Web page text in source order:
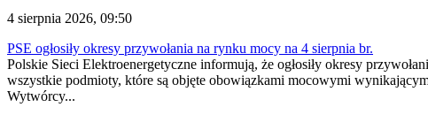
4 sierpnia 2026, 09:50
PSE ogłosiły okresy przywołania na rynku mocy na 4 sierpnia br.
Polskie Sieci Elektroenergetyczne informują, że ogłosiły okresy
wszystkie podmioty, które są objęte obowiązkami mocowymi
Wytwórcy...